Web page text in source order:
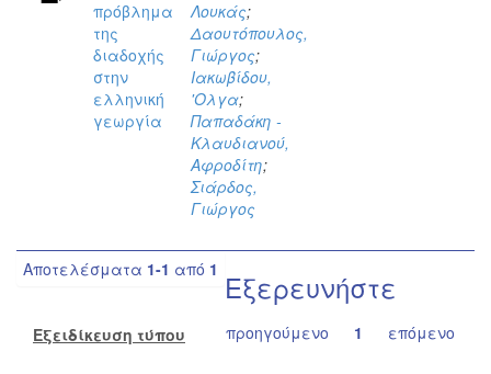
πρόβλημα
της
διαδοχής
στην
ελληνική
γεωργία
Λουκάς;
Δαουτόπουλος,
Γιώργος;
Ιακωβίδου,
'Ολγα;
Παπαδάκη -
Κλαυδιανού,
Αφροδίτη;
Σιάρδος,
Γιώργος
Αποτελέσματα 1-1 από 1
προηγούμενο 1 επόμενο
Εξερευνήστε
Εξειδίκευση τύπου